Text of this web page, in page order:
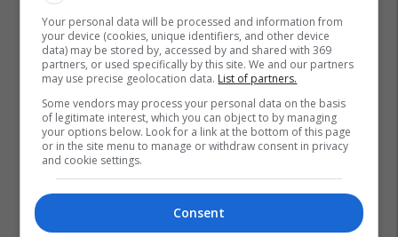
Your personal data will be processed and information from
your device (cookies, unique identifiers, and other device
data) may be stored by, accessed by and shared with 369
partners, or used specifically by this site. We and our partners
may use precise geolocation data. List of partners.
Some vendors may process your personal data on the basis
of legitimate interest, which you can object to by managing
your options below. Look for a link at the bottom of this page
or in the site menu to manage or withdraw consent in privacy
and cookie settings.
Consent